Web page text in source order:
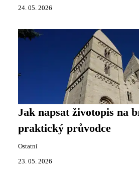
24. 05. 2026
Jak napsat životopis na
praktický průvodce
Ostatní
23. 05. 2026